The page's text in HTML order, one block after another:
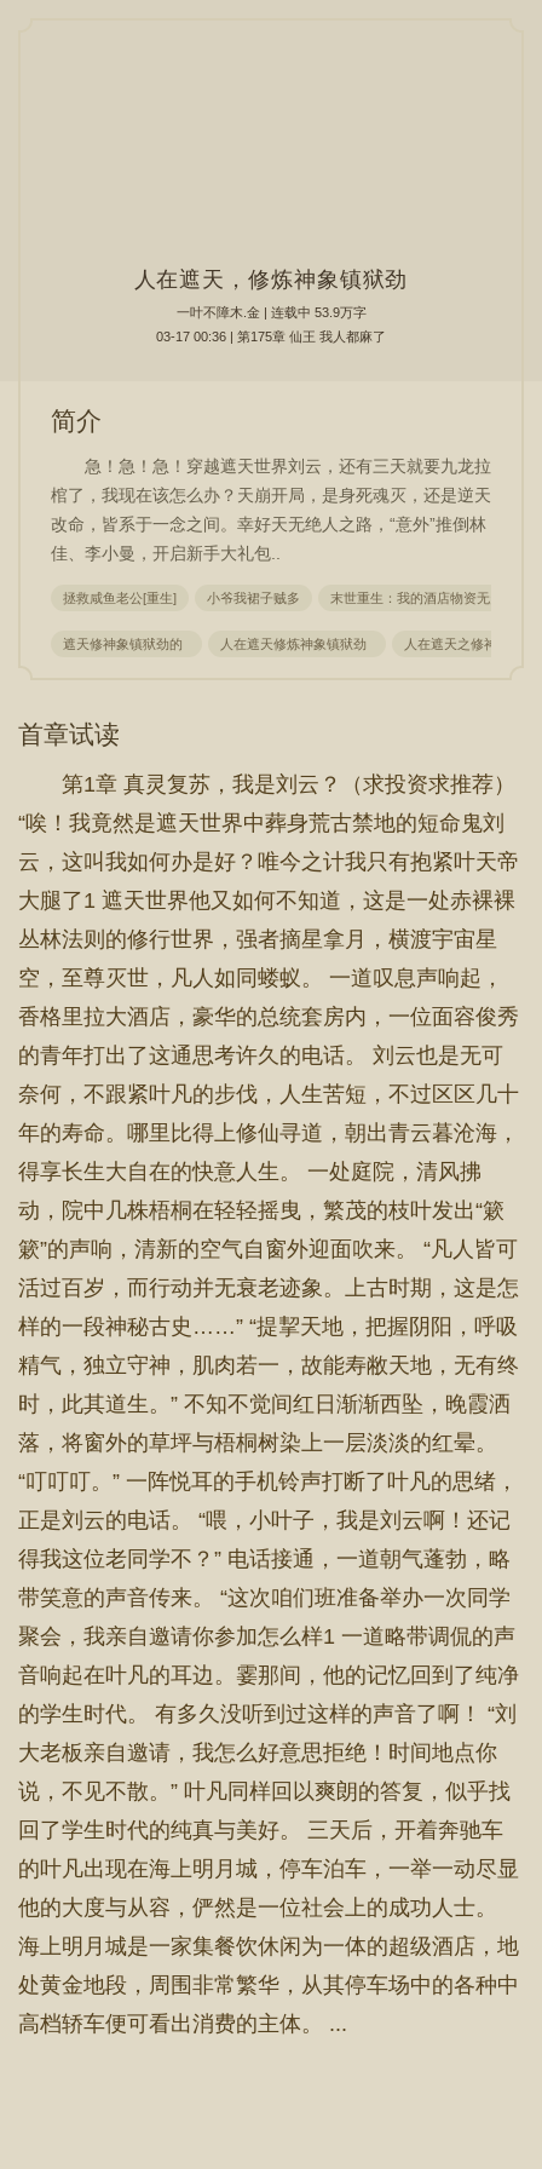
人在遮天，修炼神象镇狱劲
一叶不障木.金| 连载中 53.9万字
03-17 00:36 | 第175章 仙王 我人都麻了
简介
急！急！急！穿越遮天世界刘云，还有三天就要九龙拉
棺了，我现在该怎么办？天崩开局，是身死魂灭，还是逆天
改命，皆系于一念之间。幸好天无绝人之路，“意外”推倒林
佳、李小曼，开启新手大礼包..
拯救咸鱼老公[重生] 小爷我裙子贼多 末世重生：我的酒店物资无穷尽
遮天修神象镇狱劲的 人在遮天修炼神象镇狱劲 人在遮天之修神象镇
首章试读
第1章 真灵复苏，我是刘云？（求投资求推荐）
“唉！我竟然是遮天世界中葬身荒古禁地的短命鬼刘
云，这叫我如何办是好？唯今之计我只有抱紧叶天帝
大腿了1 遮天世界他又如何不知道，这是一处赤裸裸
丛林法则的修行世界，强者摘星拿月，横渡宇宙星
空，至尊灭世，凡人如同蝼蚁。 一道叹息声响起，
香格里拉大酒店，豪华的总统套房内，一位面容俊秀
的青年打出了这通思考许久的电话。 刘云也是无可
奈何，不跟紧叶凡的步伐，人生苦短，不过区区几十
年的寿命。哪里比得上修仙寻道，朝出青云暮沧海，
得享长生大自在的快意人生。 一处庭院，清风拂
动，院中几株梧桐在轻轻摇曳，繁茂的枝叶发出“簌
簌”的声响，清新的空气自窗外迎面吹来。 “凡人皆可
活过百岁，而行动并无衰老迹象。上古时期，这是怎
样的一段神秘古史……” “提挈天地，把握阴阳，呼吸
精气，独立守神，肌肉若一，故能寿敝天地，无有终
时，此其道生。” 不知不觉间红日渐渐西坠，晚霞洒
落，将窗外的草坪与梧桐树染上一层淡淡的红晕。
“叮叮叮。” 一阵悦耳的手机铃声打断了叶凡的思绪，
正是刘云的电话。 “喂，小叶子，我是刘云啊！还记
得我这位老同学不？” 电话接通，一道朝气蓬勃，略
带笑意的声音传来。 “这次咱们班准备举办一次同学
聚会，我亲自邀请你参加怎么样1 一道略带调侃的声
音响起在叶凡的耳边。霎那间，他的记忆回到了纯净
的学生时代。 有多久没听到过这样的声音了啊！ “刘
大老板亲自邀请，我怎么好意思拒绝！时间地点你
说，不见不散。” 叶凡同样回以爽朗的答复，似乎找
回了学生时代的纯真与美好。 三天后，开着奔驰车
的叶凡出现在海上明月城，停车泊车，一举一动尽显
他的大度与从容，俨然是一位社会上的成功人士。
海上明月城是一家集餐饮休闲为一体的超级酒店，地
处黄金地段，周围非常繁华，从其停车场中的各种中
高档轿车便可看出消费的主体。 ...